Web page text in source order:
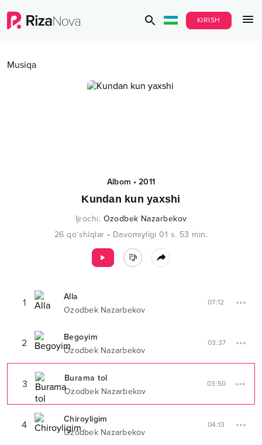
KIRISH
Musiqa
Albom •2011
Kundan kun yaxshi
Ijrochi: Ozodbek Nazarbekov
26 qo‘shiqlar • Davomiyligi 01 s. 53 min.
1
Alla
Ozodbek Nazarbekov
07:12
2
Begoyim
Ozodbek Nazarbekov
03:37
3
Burama tol
Ozodbek Nazarbekov
03:50
4
Chiroyligim
Ozodbek Nazarbekov
04:13